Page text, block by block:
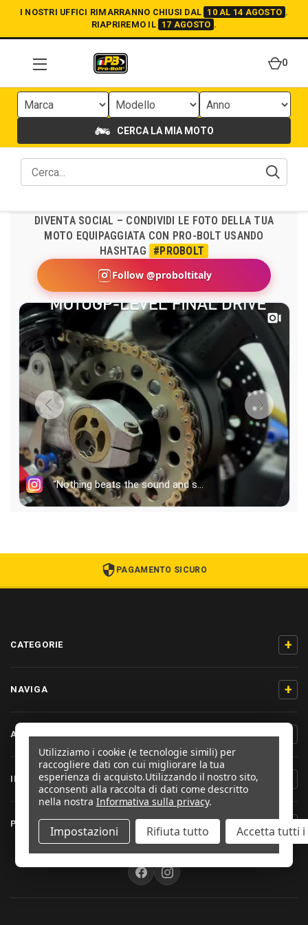
I NOSTRI UFFICI RIMARRANNO CHIUSI DAL 10 AL 14 AGOSTO .
RIAPRIREMO IL 17 AGOSTO .
0
CERCA LA MIA MOTO
DIVENTA SOCIAL – CONDIVIDI LE FOTO DELLA TUA
MOTO EQUIPAGGIATA CON PRO-BOLT USANDO
HASHTAG
#PROBOLT
Follow @proboltitaly
PAGAMENTO SICURO
CATEGORIE +
NAVIGA +
AIUTO & CONTATTO
INFORMAZIONI PRODOTTO
PRO-BOLT ITALIA +
SEGUICI
Utilizziamo i cookie (e tecnologie simili) per
raccogliere dati con cui migliorare la tua
esperienza di acquisto.Utilizzando il nostro sito,
acconsenti alla raccolta di dati come descritto
nella nostra Informativa sulla privacy.
Impostazioni Rifiuta tutto Accetta tutti